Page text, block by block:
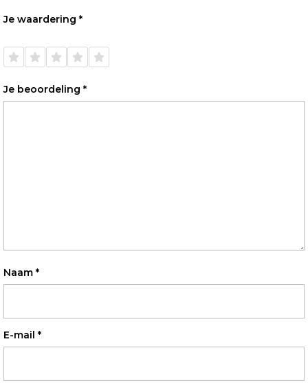
Je waardering *
de 5
de 5
de 5
de 5
de 5
Je beoordeling *
Naam *
E-mail *